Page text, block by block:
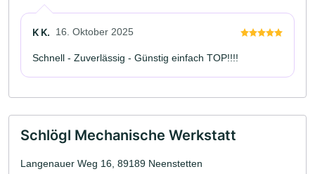
K K. 16. Oktober 2025
Schnell - Zuverlässig - Günstig einfach TOP!!!!
Schlögl Mechanische Werkstatt
Langenauer Weg 16, 89189 Neenstetten